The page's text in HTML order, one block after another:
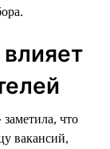
что
вакансий,